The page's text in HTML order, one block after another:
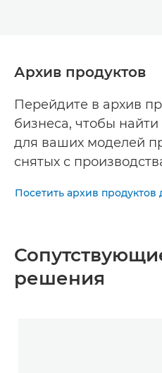
Архив продуктов
Перейдите в архив
бизнеса, чтобы
для ваших моделей
снятых с
Посетить архив продуктов
решения